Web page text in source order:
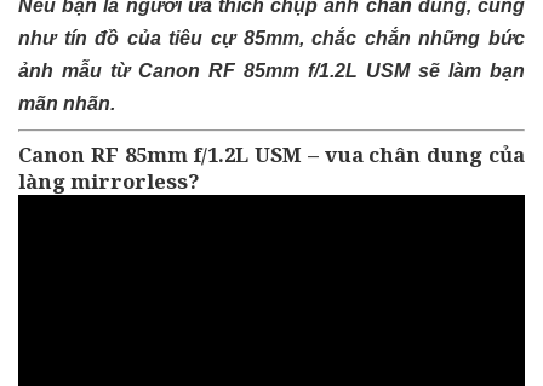
Nếu bạn là người ưa thích chụp ảnh chân dung, cũng
như tín đồ của tiêu cự 85mm, chắc chắn những bức
ảnh mẫu từ Canon RF 85mm f/1.2L USM sẽ làm bạn
mãn nhãn.
Canon RF 85mm f/1.2L USM – vua chân dung của
làng mirrorless?